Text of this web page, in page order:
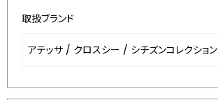
取扱ブランド
アテッサ / クロスシー / シチズンコレクション